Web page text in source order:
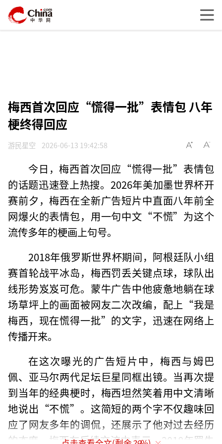
梅西首次回应“慌得一批”表情包 八年
梗终得回应
游民星空 2026-06-13 19:42:58
今日，梅西首次回应“慌得一批”表情包
的话题迅速登上热搜。2026年美加墨世界杯开
赛前夕，梅西在全新广告短片中直面八年前全
网爆火的表情包，用一句中文“不慌”为这个
流传多年的梗画上句号。
2018年俄罗斯世界杯期间，阿根廷队小组
赛首轮战平冰岛，梅西罚丢关键点球，球队出
线形势岌岌可危。蒙牛广告中他疲惫地躺在球
场草坪上的画面被网友二次改编，配上“我是
梅西，现在慌得一批”的文字，迅速在网络上
传播开来。
在这次曝光的广告短片中，梅西与姆巴
佩、亚马尔两代足坛巨星同框出镜。当再次提
到当年的经典梗时，梅西坦然笑着用中文清晰
地说出“不慌”。这简短的两个字不仅趣味回
应了网友多年的调侃，还展示了他对过去经历
的态度。梅西在后续交流中表示，2018年罚失